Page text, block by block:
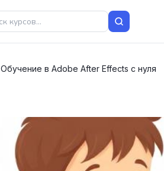
Обучение в Adobe After Effects с нуля